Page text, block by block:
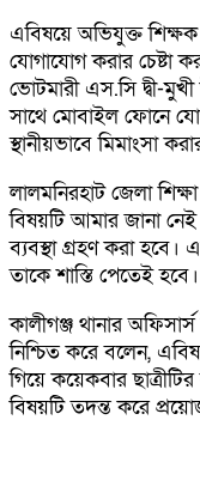
এবিষয়ে অভিযুক্ত
যোগাযোগ করার চেষ্টা
ভোটমারী এস.সি দ্বী-
সাথে মোবাইল ফোনে
স্থানীয়ভাবে মিমাংসা
লালমনিরহাট জেলা
বিষয়টি আমার জানা
ব্যবস্থা গ্রহণ করা
তাকে শাস্তি পেতেই হবে।
কালীগঞ্জ থানার
নিশ্চিত করে বলেন,
গিয়ে কয়েকবার
বিষয়টি তদন্ত করে